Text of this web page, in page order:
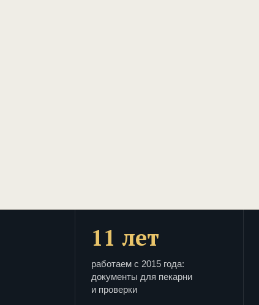
11 лет
работаем с 2015 года:
документы для пекарни
и проверки